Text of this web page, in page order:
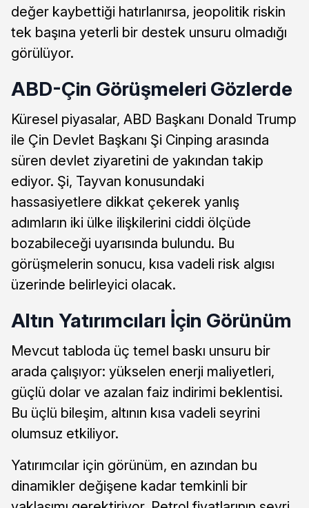
değer kaybettiği hatırlanırsa, jeopolitik riskin
tek başına yeterli bir destek unsuru olmadığı
görülüyor.
ABD-Çin Görüşmeleri Gözlerde
Küresel piyasalar, ABD Başkanı Donald Trump
ile Çin Devlet Başkanı Şi Cinping arasında
süren devlet ziyaretini de yakından takip
ediyor. Şi, Tayvan konusundaki
hassasiyetlere dikkat çekerek yanlış
adımların iki ülke ilişkilerini ciddi ölçüde
bozabileceği uyarısında bulundu. Bu
görüşmelerin sonucu, kısa vadeli risk algısı
üzerinde belirleyici olacak.
Altın Yatırımcıları İçin Görünüm
Mevcut tabloda üç temel baskı unsuru bir
arada çalışıyor: yükselen enerji maliyetleri,
güçlü dolar ve azalan faiz indirimi beklentisi.
Bu üçlü bileşim, altının kısa vadeli seyrini
olumsuz etkiliyor.
Yatırımcılar için görünüm, en azından bu
dinamikler değişene kadar temkinli bir